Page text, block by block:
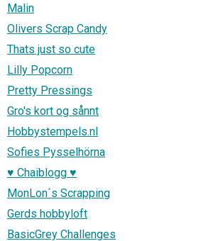
Malin
Olivers Scrap Candy
Thats just so cute
Lilly Popcorn
Pretty Pressings
Gro's kort og sånnt
Hobbystempels.nl
Sofies Pysselhörna
♥ Chaiblogg ♥
MonLon´s Scrapping
Gerds hobbyloft
BasicGrey Challenges